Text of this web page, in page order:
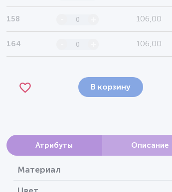
158 106,00
164 106,00
В корзину
Атрибуты Описание
Материал